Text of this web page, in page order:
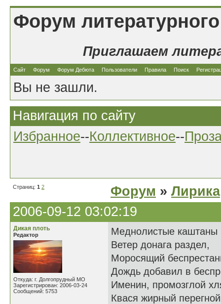
Форум
Приглашаем
Сайт Форум Форум Дебюта Пользователи Правила Поиск
Вы не зашли.
Навигация по сайту
Избранное--Коллективное--
Страниц: 1 2 Форум » Лирика
2006-09-12 03:02:19
Дикая плоть
Редактор
Откуда: г. Долгопрудный МО
Зарегистрирован: 2006-03-24
Сообщений: 5753
Меднолистые каштаны
Ветер донага раздел,
Моросящий
Дождь добавил в
Именин, промозглой
Квася жирный